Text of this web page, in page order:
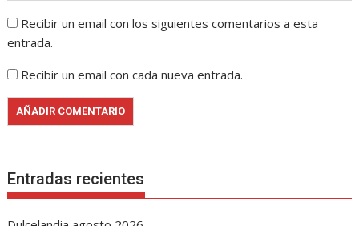
Recibir un email con los siguientes comentarios a esta
entrada.
Recibir un email con cada nueva entrada.
Entradas recientes